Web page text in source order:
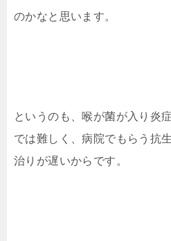
のかなと思います。
というのも、喉が菌が入り炎
では難しく、病院でもらう抗
治りが遅いからです。